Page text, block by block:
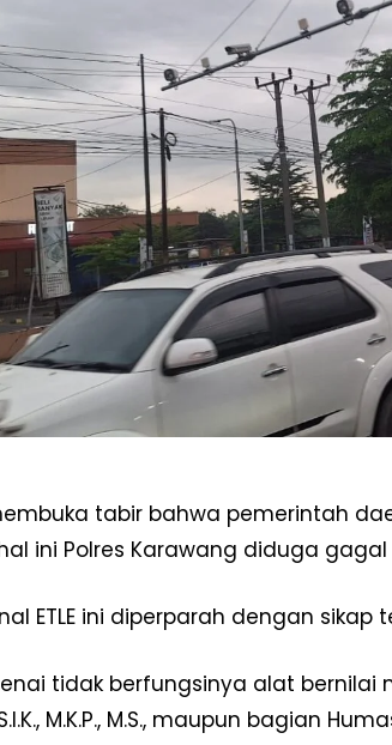
tabir bahwa pemerintah
ini Polres Karawang diduga
ETLE ini diperparah dengan
tidak berfungsinya alat bernilai
M.K.P., M.S., maupun bagian